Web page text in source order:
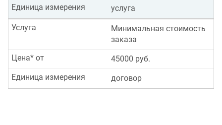
услуга
Единица измерения
Минимальная стоимость
заказа
Услуга
45000 руб.
Цена* от
договор
Единица измерения